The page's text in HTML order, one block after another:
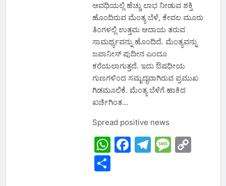
ಅವಧಿಯಲ್ಲಿ ಹೆಚ್ಚು ಲಾಭ ನೀಡುವ ಶಕ್ತಿ
ಹೊಂದಿರುವ ಮೆಂತ್ಯ ಬೆಳೆ, ಕೇವಲ ಮೂರು
ತಿಂಗಳಲ್ಲಿ ಉತ್ತಮ ಆದಾಯ ತರುವ
ಸಾಮರ್ಥ್ಯವನ್ನು ಹೊಂದಿದೆ. ಮೆಂತ್ಯವನ್ನು
ಜಪಾನೀಸ್ ಪುದೀನ ಎಂದೂ
ಕರೆಯಲಾಗುತ್ತದೆ. ಇದು ಔಷಧೀಯ
ಗುಣಗಳಿಂದ ಸಮೃದ್ಧವಾಗಿರುವ ಪ್ರಮುಖ
ಗಿಡಮೂಲಿಕೆ. ಮೆಂತ್ಯ ಬೆಳೆಗೆ ಹಾಕಿದ
ಖರ್ಚಿಗಿಂತ…
Spread positive news
WhatsApp
Facebook
Telegram
Share